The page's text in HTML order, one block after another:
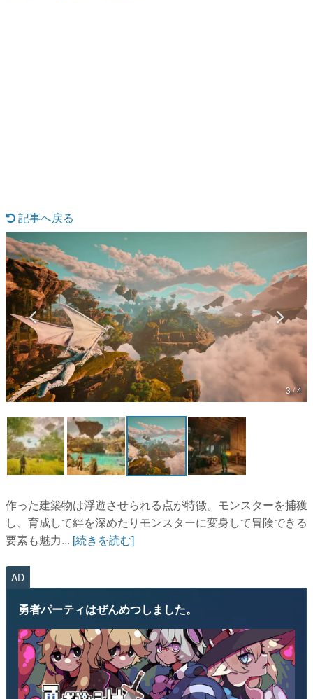
具体的な形から解き明かしていく、硬派で骨太な評論連載
です。
ゲームが変えた日本語
「経験値」「裏技」「ラスボス」… ゲームにまつわる言葉
の起源や用法の変遷を、コンピューター文化史研究家・タ
イニーP氏が徹底調査。
カテゴリ
特集記事
マンガ
女性向け
アプリレビュー
その他
電ファミニコゲーマーとは？
運営：株式会社マレ
記事へ戻る
3 / 4
作った建築物は浮遊させられる点が特徴。モンスターを捕獲
し、育成して絆を深めたりモンスターに変身して冒険できる
要素も魅力... [続きを読む]
AD
勇者パーティはぜんめつしました。